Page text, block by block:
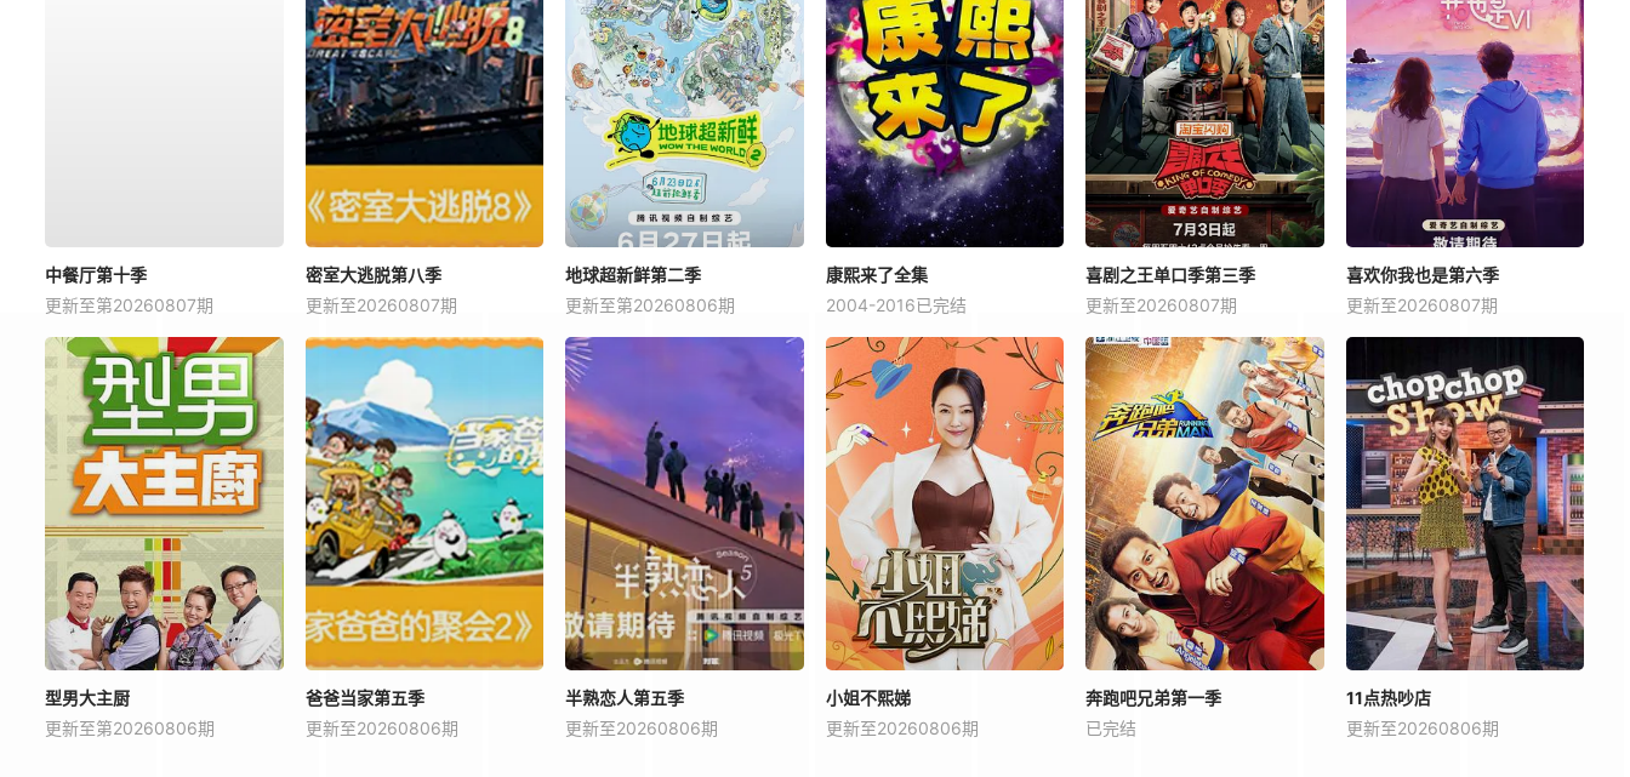
中餐厅第十季
更新至第20260807期
密室大逃脱第八季
更新至20260807期
地球超新鲜第二季
更新至第20260806期
康熙来了全集
2004-2016已完结
喜剧之王单口季第三季
更新至20260807期
喜欢你我也是第六季
更新至20260807期
型男大主厨
更新至第20260806期
爸爸当家第五季
更新至20260806期
半熟恋人第五季
更新至20260806期
小姐不熙娣
更新至20260806期
奔跑吧兄弟第一季
已完结
11点热吵店
更新至20260806期